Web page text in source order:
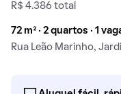
R$ 4.386 total
72 m² · 2 quartos · 1
Rua Leão Marinho,